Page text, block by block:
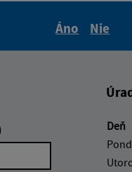
Áno
Nie
Deň